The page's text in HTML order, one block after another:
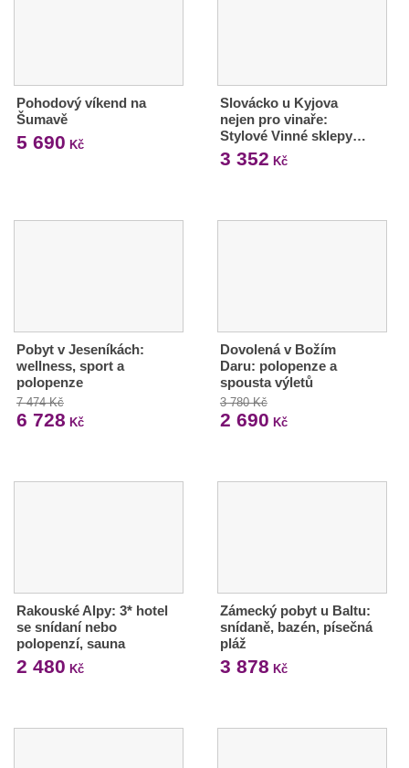
Pohodový víkend na
Šumavě
5 690 Kč
Slovácko u Kyjova
nejen pro vinaře:
Stylové Vinné sklepy…
3 352 Kč
Pobyt v Jeseníkách:
wellness, sport a
polopenze
7 474 Kč
6 728 Kč
Dovolená v Božím
Daru: polopenze a
spousta výletů
3 780 Kč
2 690 Kč
Rakouské Alpy: 3* hotel
se snídaní nebo
polopenzí, sauna
2 480 Kč
Zámecký pobyt u Baltu:
snídaně, bazén, písečná
pláž
3 878 Kč